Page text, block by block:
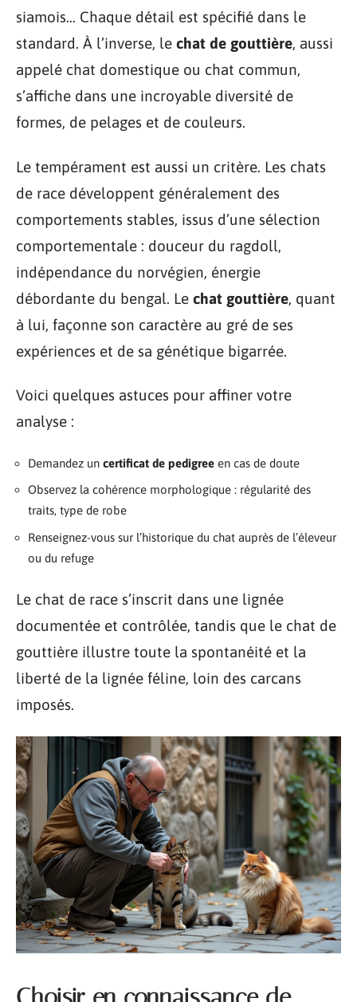
siamois… Chaque détail est spécifié dans le
standard. À l’inverse, le chat de gouttière, aussi
appelé chat domestique ou chat commun,
s’affiche dans une incroyable diversité de
formes, de pelages et de couleurs.
Le tempérament est aussi un critère. Les chats
de race développent généralement des
comportements stables, issus d’une sélection
comportementale : douceur du ragdoll,
indépendance du norvégien, énergie
débordante du bengal. Le chat gouttière, quant
à lui, façonne son caractère au gré de ses
expériences et de sa génétique bigarrée.
Voici quelques astuces pour affiner votre
analyse :
Demandez un certificat de pedigree en cas de doute
Observez la cohérence morphologique : régularité des
traits, type de robe
Renseignez-vous sur l’historique du chat auprès de l’éleveur
ou du refuge
Le chat de race s’inscrit dans une lignée
documentée et contrôlée, tandis que le chat de
gouttière illustre toute la spontanéité et la
liberté de la lignée féline, loin des carcans
imposés.